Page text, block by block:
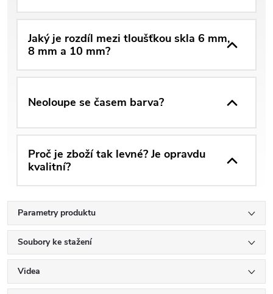
Jaký je rozdíl mezi tloušťkou skla 6 mm,
8 mm a 10 mm?
Neoloupe se časem barva?
Proč je zboží tak levné? Je opravdu
kvalitní?
Parametry produktu
Soubory ke stažení
Videa